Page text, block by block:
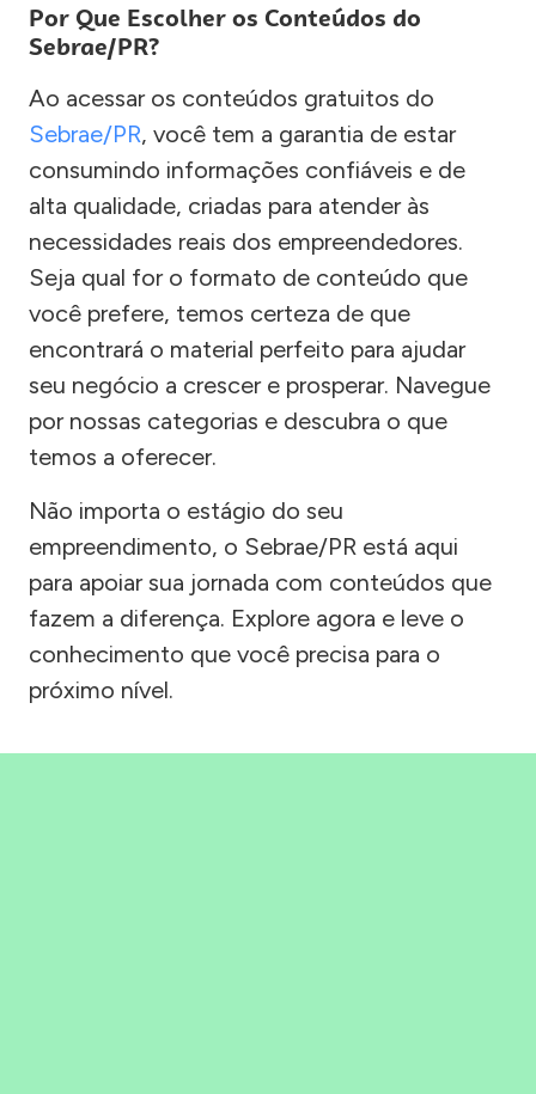
Por Que Escolher os Conteúdos do
Sebrae/PR?
Ao acessar os conteúdos gratuitos do
Sebrae/PR, você tem a garantia de estar
consumindo informações confiáveis e de
alta qualidade, criadas para atender às
necessidades reais dos empreendedores.
Seja qual for o formato de conteúdo que
você prefere, temos certeza de que
encontrará o material perfeito para ajudar
seu negócio a crescer e prosperar. Navegue
por nossas categorias e descubra o que
temos a oferecer.
Não importa o estágio do seu
empreendimento, o Sebrae/PR está aqui
para apoiar sua jornada com conteúdos que
fazem a diferença. Explore agora e leve o
conhecimento que você precisa para o
próximo nível.